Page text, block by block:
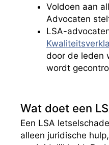
Voldoen aan
Advocaten
LSA-
door de leden
wordt
Wat doet een
Een LSA
alleen juridische